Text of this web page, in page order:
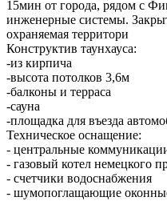
15мин от города, рядом с
инженерные системы.
охраняемая территори
Конструктив таунхауса:
-из кирпича
-высота потолков 3,6м
-балконы и терраса
-сауна
-площадка для въезда
Техническое оснащение:
- центральные
- газовый котел немецкого
- счетчики водоснабжения
- шумопоглащающие